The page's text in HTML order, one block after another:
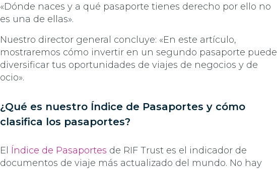
«Dónde naces y a qué pasaporte tienes derecho por ello no
es una de ellas».
Nuestro director general concluye: «En este artículo,
mostraremos cómo invertir en un segundo pasaporte puede
diversificar tus oportunidades de viajes de negocios y de
ocio».
¿Qué es nuestro Índice de Pasaportes y cómo
clasifica los pasaportes?
El Índice de Pasaportes de RIF Trust es el indicador de
documentos de viaje más actualizado del mundo. No hay